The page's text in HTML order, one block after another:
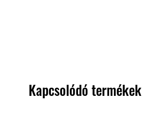
Kapcsolódó termékek